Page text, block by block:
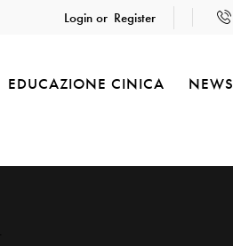
Login or Register
EDUCAZIONE CINICA NEWS